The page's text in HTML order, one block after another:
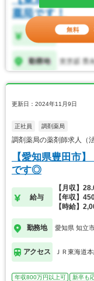
更新日：2024年11月9日
正社員 調剤薬局
調剤薬局の薬剤師求人（
【愛知県豊田市
です◎
給与
【月収】
【年収】
【時給】
勤務地 愛知県 知立
アクセス ＪＲ東海道
年収800万円以上可 新卒も